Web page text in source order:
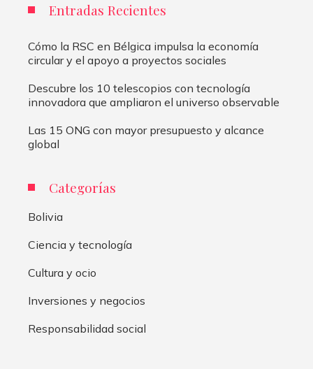
Entradas Recientes
Cómo la RSC en Bélgica impulsa la economía
circular y el apoyo a proyectos sociales
Descubre los 10 telescopios con tecnología
innovadora que ampliaron el universo observable
Las 15 ONG con mayor presupuesto y alcance
global
Categorías
Bolivia
Ciencia y tecnología
Cultura y ocio
Inversiones y negocios
Responsabilidad social